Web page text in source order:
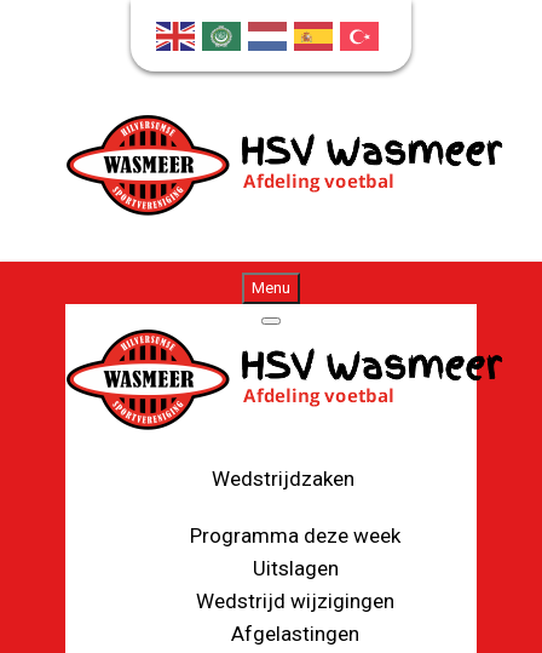
Menu
Wedstrijdzaken
Programma deze week
Uitslagen
Wedstrijd wijzigingen
Afgelastingen